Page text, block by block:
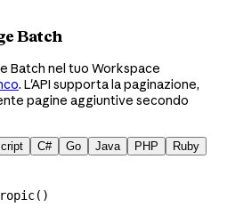
Batch
Batch nel tuo Workspace
. L'API supporta la paginazione,
pagine aggiuntive secondo
C# Go Java PHP Ruby